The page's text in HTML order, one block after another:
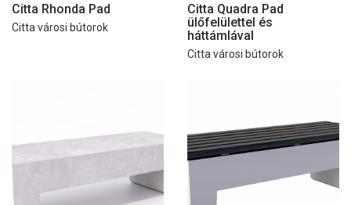
Citta Rhonda Pad
Citta városi bútorok
Citta Quadra Pad
ülőfelülettel és
háttámlával
Citta városi bútorok